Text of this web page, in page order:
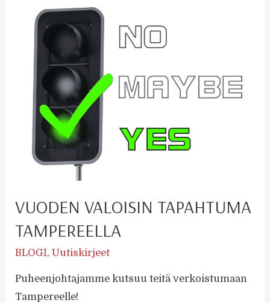
VUODEN VALOISIN TAPAHTUMA
TAMPEREELLA
BLOGI,Uutiskirjeet
Puheenjohtajamme kutsuu teitä verkoistumaan
Tampereelle!